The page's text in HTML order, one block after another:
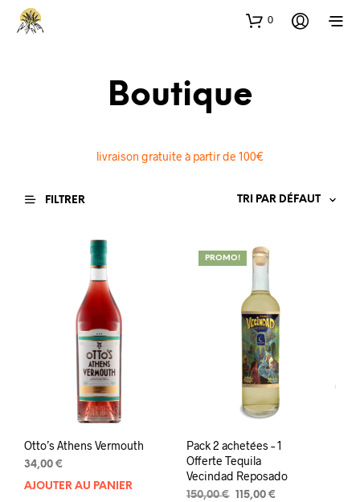
0
Boutique
livraison gratuite à partir de 100€
FILTRER
Otto’s Athens Vermouth
34,00 €
AJOUTER AU PANIER
PROMO!
Pack 2 achetées – 1
Offerte Tequila
Vecindad Reposado
150,00€ Le115,00 €Le